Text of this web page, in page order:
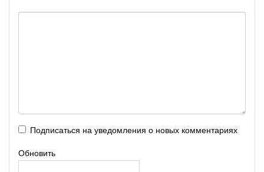
Подписаться на уведомления о новых комментариях
Обновить